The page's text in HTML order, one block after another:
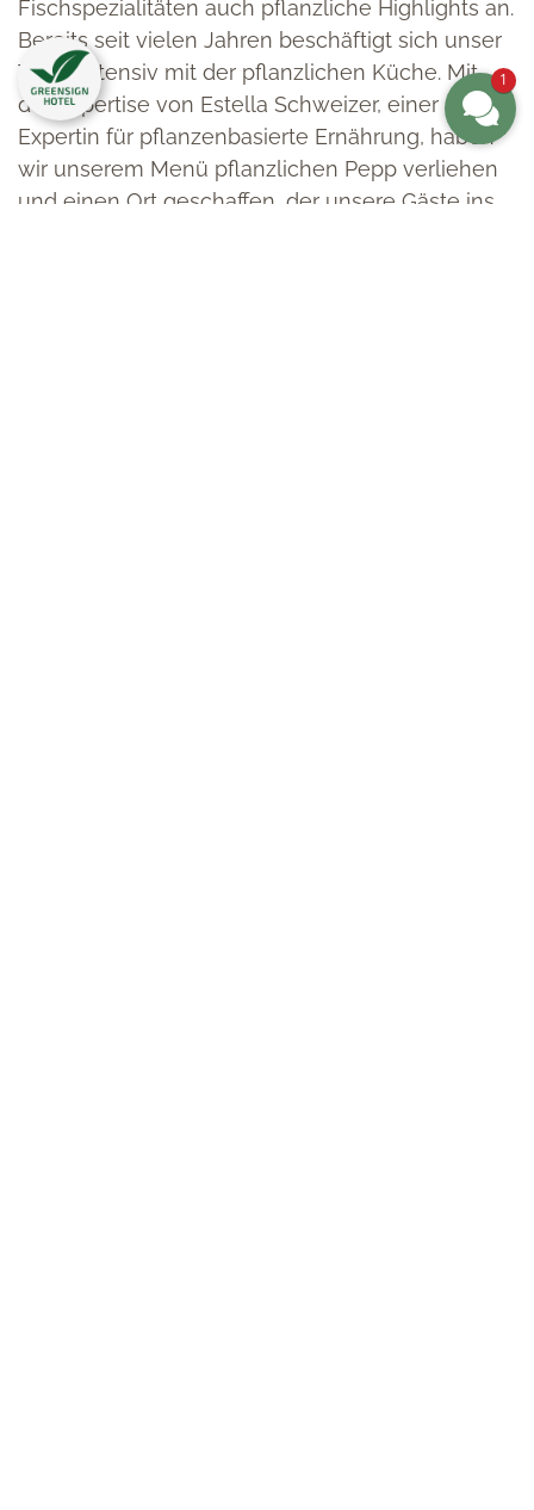
Fischspezialitäten auch pflanzliche Highlights an.
Bereits seit vielen Jahren beschäftigt sich unser
Team intensiv mit der pflanzlichen Küche. Mit
der Expertise von Estella Schweizer, einer
Expertin für pflanzenbasierte Ernährung, haben
wir unserem Menü pflanzlichen Pepp verliehen
und einen Ort geschaffen, der unsere Gäste ins
1